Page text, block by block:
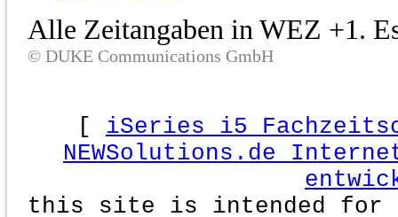
Alle Zeitangaben in WEZ +1.
© DUKE Communications GmbH
[ iSeries i5
NEWSolutions.de
this site is intended for